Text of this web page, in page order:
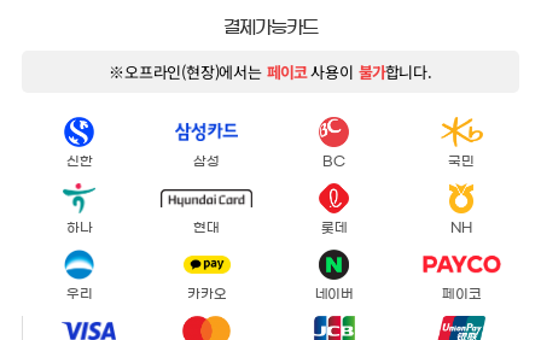
결제가능카드
※오프라인(현장)에서는 페이코사용이 불가합니다.
신한 삼성 BC 국민
하나 현대 롯데 NH
우리 카카오 네이버 페이코